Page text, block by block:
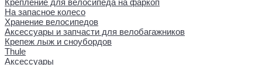
Крепление для велосипеда на фаркоп
На запасное колесо
Хранение велосипедов
Аксессуары и запчасти для велобагажников
Крепеж лыж и сноубордов
Thule
Аксессуары